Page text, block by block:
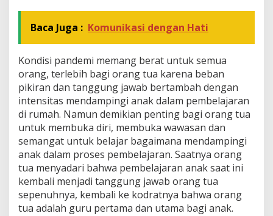
Baca Juga : Komunikasi dengan Hati
Kondisi pandemi memang berat untuk semua
orang, terlebih bagi orang tua karena beban
pikiran dan tanggung jawab bertambah dengan
intensitas mendampingi anak dalam pembelajaran
di rumah. Namun demikian penting bagi orang tua
untuk membuka diri, membuka wawasan dan
semangat untuk belajar bagaimana mendampingi
anak dalam proses pembelajaran. Saatnya orang
tua menyadari bahwa pembelajaran anak saat ini
kembali menjadi tanggung jawab orang tua
sepenuhnya, kembali ke kodratnya bahwa orang
tua adalah guru pertama dan utama bagi anak.